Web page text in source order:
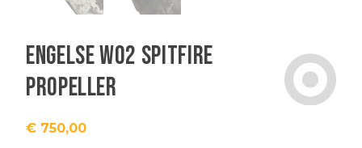
Engelse WO2 Spitfire
propeller
€ 750,00